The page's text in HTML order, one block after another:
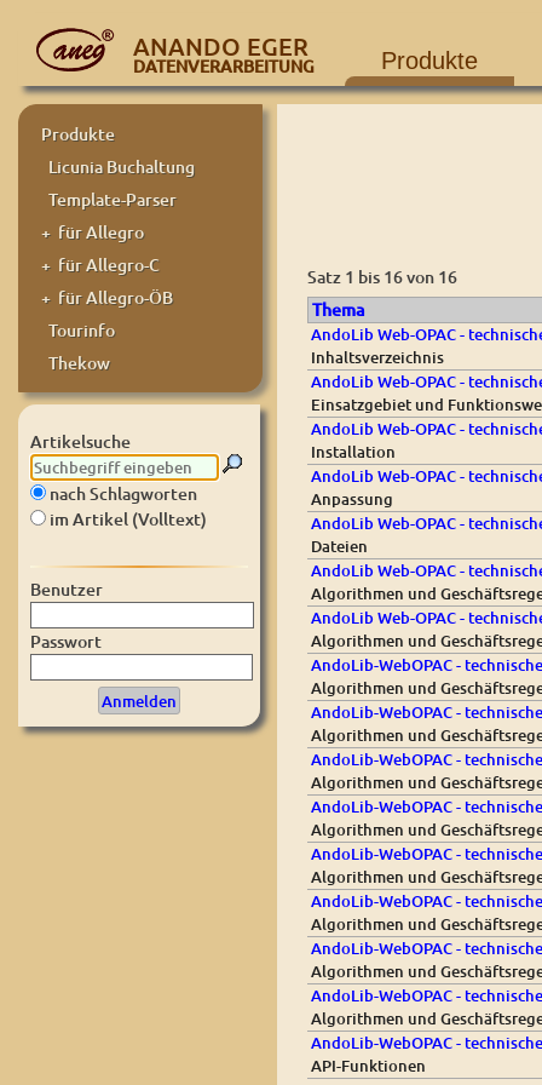
ANANDO EGER
DATENVERARBEITUNG Produkte
Produkte
Licunia Buchaltung
Template-Parser
+ für Allegro
+ für Allegro-C
+ für Allegro-ÖB
Tourinfo
Thekow
Artikelsuche
nach Schlagworten
im Artikel (Volltext)
Benutzer
Passwort
Satz 1 bis 16 von 16
Thema
AndoLib Web-OPAC -
Inhaltsverzeichnis
AndoLib Web-OPAC -
Einsatzgebiet und
AndoLib Web-OPAC -
Installation
AndoLib Web-OPAC -
Anpassung
AndoLib Web-OPAC -
Dateien
AndoLib Web-OPAC -
Algorithmen und
AndoLib Web-OPAC -
Algorithmen und
AndoLib-WebOPAC -
Algorithmen und
AndoLib-WebOPAC -
Algorithmen und
AndoLib-WebOPAC -
Algorithmen und
AndoLib-WebOPAC -
Algorithmen und
AndoLib-WebOPAC -
Algorithmen und
AndoLib-WebOPAC -
Algorithmen und
AndoLib-WebOPAC -
Algorithmen und
AndoLib-WebOPAC -
Algorithmen und
AndoLib-WebOPAC -
API-Funktionen